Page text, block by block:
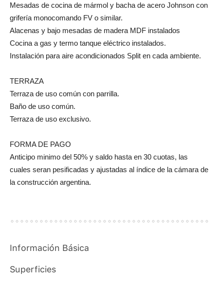
Mesadas de cocina de mármol y bacha de acero Johnson con
grifería monocomando FV o similar.
Alacenas y bajo mesadas de madera MDF instalados
Cocina a gas y termo tanque eléctrico instalados.
Instalación para aire acondicionados Split en cada ambiente.
TERRAZA
Terraza de uso común con parrilla.
Baño de uso común.
Terraza de uso exclusivo.
FORMA DE PAGO
Anticipo minimo del 50% y saldo hasta en 30 cuotas, las
cuales seran pesificadas y ajustadas al índice de la cámara de
la construcción argentina.
Información Básica
Superficies